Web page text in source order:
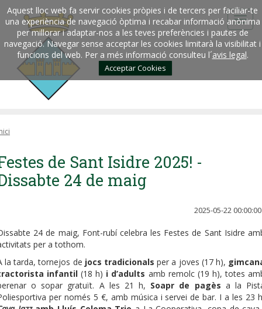
Aquest lloc web fa servir cookies pròpies i de tercers per faciliar-te
una experiència de navegació òptima i recabar informació anònima
per millorar i adaptar-nos a les teves preferències i pautes de
navegació. Navegar sense acceptar les cookies limitarà la visibilitat i
funcions del web. Per a més informació consulteu l´avis legal.
Acceptar Cookies
de Sant Isidre 2025! -
24 de maig
2025-05-22 00:00:00
24 de maig, Font-rubí celebra les Festes de Sant Isidre
per a tothom.
la tarda, tornejos de jocs tradicionals per a joves (17 h),
infantil (18 h) i d’adults amb remolc (19 h), totes
o sopar gratuït. A les 21 h, Soapr de pagès a la
per només 5 €, amb música i servei de bar. I a les 23